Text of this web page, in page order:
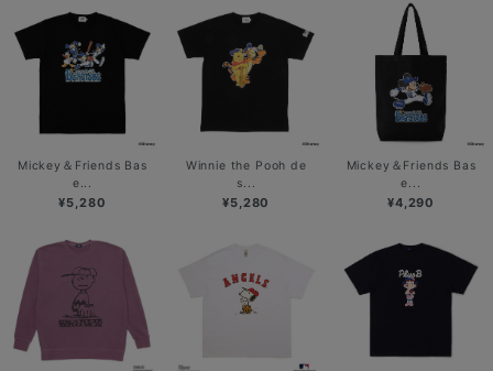
Mickey＆Friends Bas
e...
¥5,280
Winnie the Pooh de
s...
¥5,280
Mickey＆Friends Bas
e...
¥4,290